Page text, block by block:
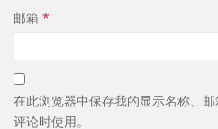
邮箱 *
在此浏览器中保存我的显示名称、
评论时使用。